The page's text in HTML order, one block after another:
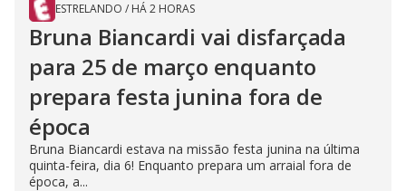
ESTRELANDO / HÁ 2 HORAS
Bruna Biancardi vai disfarçada
para 25 de março enquanto
prepara festa junina fora de
época
Bruna Biancardi estava na missão festa junina na última
quinta-feira, dia 6! Enquanto prepara um arraial fora de
época, a...